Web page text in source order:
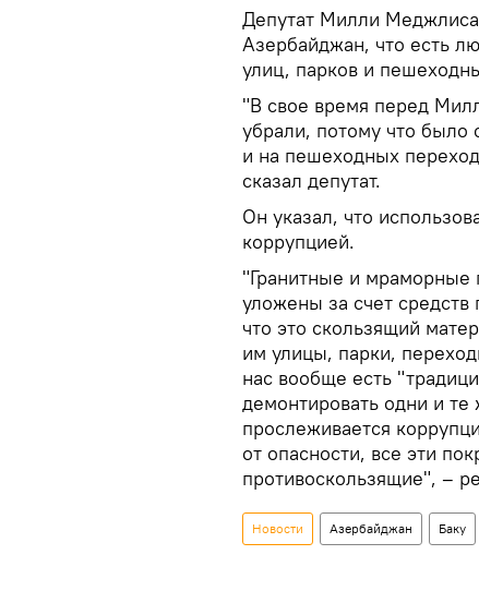
Депутат Милли
Азербайджан, что есть
улиц, парков и
"В свое время перед
убрали, потому что было
и на пешеходных
сказал депутат.
Он указал, что
коррупцией.
"Гранитные и мраморные
уложены за счет
что это скользящий
им улицы, парки,
нас вообще есть
демонтировать одни и
прослеживается
от опасности, все эти
противоскользящие", –
Новости Азербайджан Баку